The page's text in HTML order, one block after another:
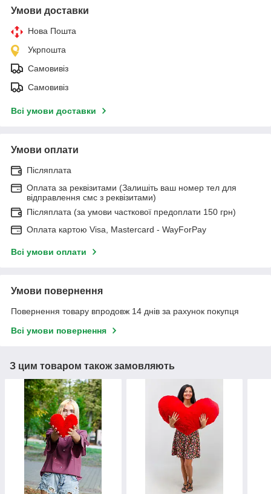
Умови доставки
Нова Пошта
Укрпошта
Самовивіз
Самовивіз
Всі умови доставки
Умови оплати
Післяплата
Оплата за реквізитами (Залишіть ваш номер тел для
відправлення смс з реквізитами)
Післяплата (за умови часткової предоплати 150 грн)
Оплата картою Visa, Mastercard - WayForPay
Всі умови оплати
Умови повернення
Повернення товару впродовж 14 днів за рахунок покупця
Всі умови повернення
З цим товаром також замовляють